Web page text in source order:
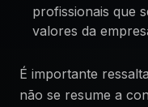
profissionais que
valores da
É importante
não se resume a